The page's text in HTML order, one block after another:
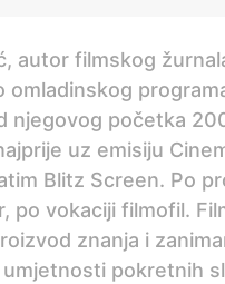
autor filmskog
omladinskog
njegovog početka
uz emisiju
Blitz Screen. Po
po vokaciji filmofil.
znanja i
pokretnih